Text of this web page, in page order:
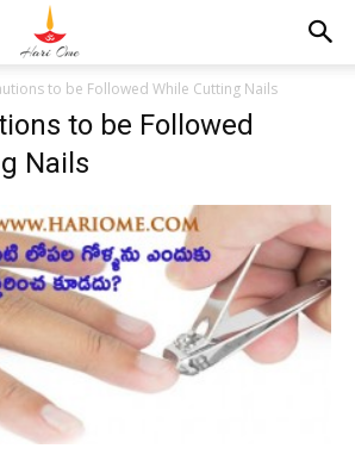
to be Followed While Cutting Nails
to be Followed
Nails